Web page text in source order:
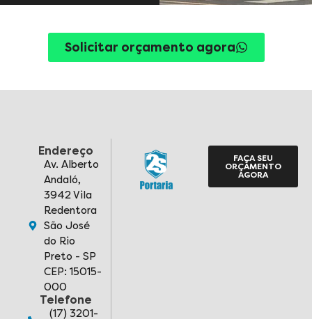
Solicitar orçamento agora
Endereço
Av. Alberto
Andaló,
3942 Vila
Redentora
São José
do Rio
Preto - SP
CEP: 15015-
000
Telefone
(17) 3201-
FAÇA SEU
ORÇAMENTO
AGORA